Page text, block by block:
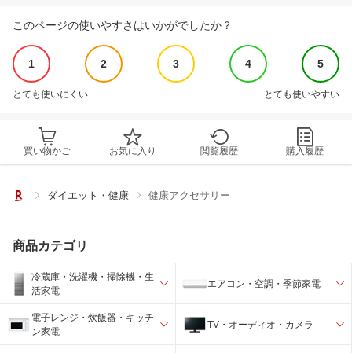
このページの使いやすさはいかがでしたか？
1 2 3 4 5
とても使いにくい とても使いやすい
買い物かご お気に入り 閲覧履歴 購入履歴
ダイエット・健康 健康アクセサリー
商品カテゴリ
冷蔵庫・洗濯機・掃除機・生
活家電
エアコン・空調・季節家電
電子レンジ・炊飯器・キッチ
ン家電
TV・オーディオ・カメラ